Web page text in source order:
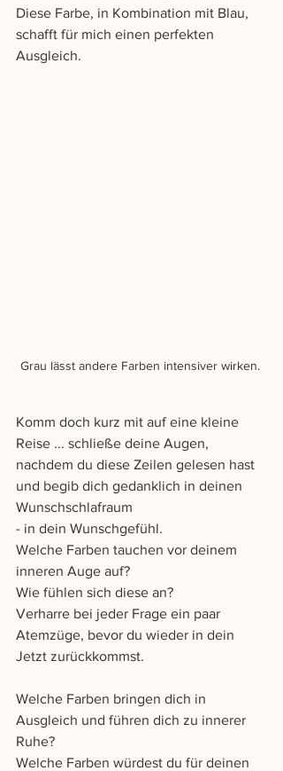
Diese Farbe, in Kombination mit Blau,
schafft für mich einen perfekten
Ausgleich.
Grau lässt andere Farben intensiver wirken.
Komm doch kurz mit auf eine kleine
Reise ... schließe deine Augen,
nachdem du diese Zeilen gelesen hast
und begib dich gedanklich in deinen
Wunschschlafraum
- in dein Wunschgefühl.
Welche Farben tauchen vor deinem
inneren Auge auf?
Wie fühlen sich diese an?
Verharre bei jeder Frage ein paar
Atemzüge, bevor du wieder in dein
Jetzt zurückkommst.
Welche Farben bringen dich in
Ausgleich und führen dich zu innerer
Ruhe?
Welche Farben würdest du für deinen